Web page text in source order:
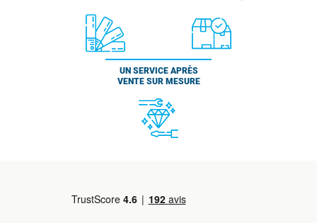
UN SERVICE APRÈS
VENTE SUR MESURE